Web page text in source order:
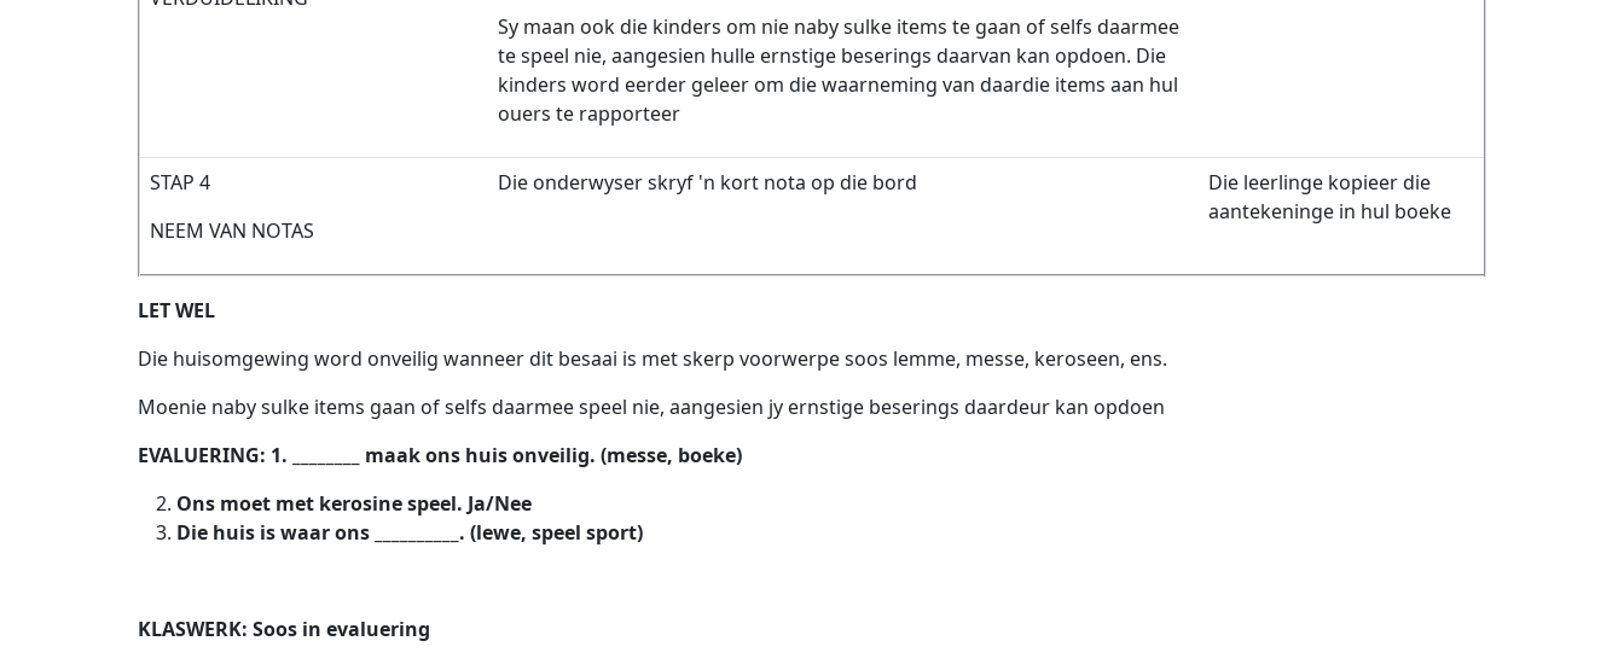
Sy maan ook die kinders om nie naby sulke items te gaan of selfs daarmee
te speel nie, aangesien hulle ernstige beserings daarvan kan opdoen. Die
kinders word eerder geleer om die waarneming van daardie items aan hul
ouers te rapporteer
STAP 4
NEEM VAN NOTAS
Die onderwyser skryf 'n kort nota op die bord
Die leerlinge kopieer die
aantekeninge in hul boeke
LET WEL
Die huisomgewing word onveilig wanneer dit besaai is met skerp voorwerpe soos lemme, messe, keroseen, ens.
Moenie naby sulke items gaan of selfs daarmee speel nie, aangesien jy ernstige beserings daardeur kan opdoen
EVALUERING: 1. ________ maak ons huis onveilig. (messe, boeke)
Ons moet met kerosine speel. Ja/Nee
Die huis is waar ons __________. (lewe, speel sport)
KLASWERK: Soos in evaluering